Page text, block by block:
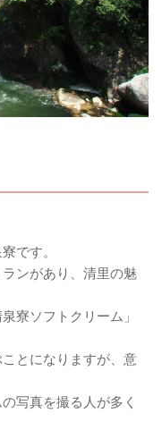
です。
ンがあり、清里の魅
寮ソフトクリーム」
とになりますが、意
写真を撮る人が多く